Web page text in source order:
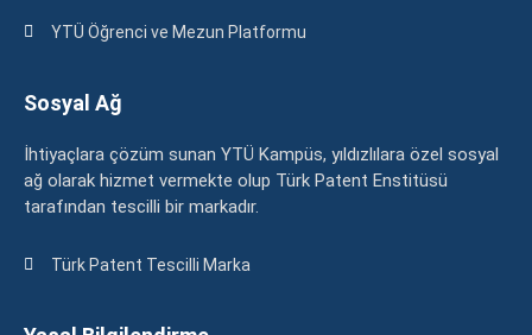
YTÜ Öğrenci ve Mezun Platformu
Sosyal Ağ
İhtiyaçlara çözüm sunan YTÜ Kampüs, yıldızlılara özel sosyal
ağ olarak hizmet vermekte olup Türk Patent Enstitüsü
tarafından tescilli bir markadır.
Türk Patent Tescilli Marka